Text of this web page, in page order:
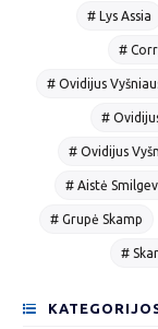
# Lys Assia
#
# Ovidijus
#
# Ovidijus
# Aistė
# Grupė Skamp
#